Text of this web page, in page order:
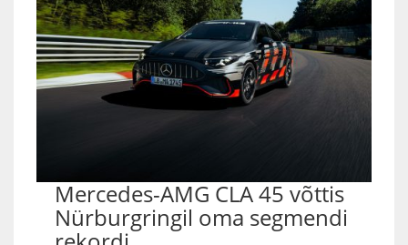
Mercedes-AMG CLA 45 võttis
Nürburgringil oma segmendi